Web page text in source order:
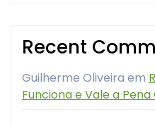
Recent
Guilherme Oliveira em
Funciona e Vale a